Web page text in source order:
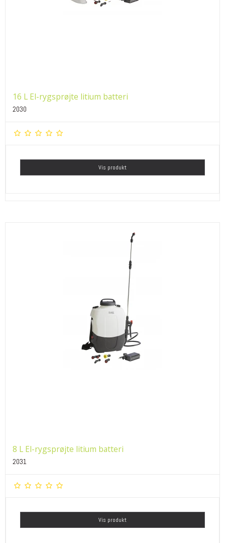
16 L El-rygsprøjte litium batteri
2030
Vis produkt
8 L El-rygsprøjte litium batteri
2031
Vis produkt